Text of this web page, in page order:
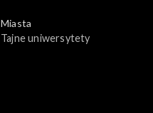
Miasta
Tajne uniwersytety